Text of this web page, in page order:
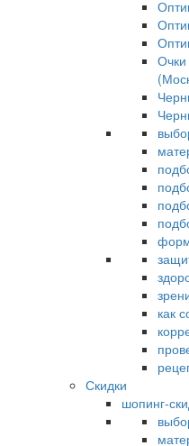
Очки
как
Скидки
шопинг-